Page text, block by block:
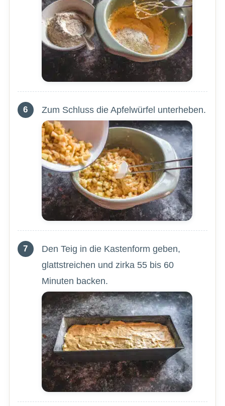
Zum Schluss die Apfelwürfel unterheben.
Den Teig in die Kastenform geben,
glattstreichen und zirka 55 bis 60
Minuten backen.